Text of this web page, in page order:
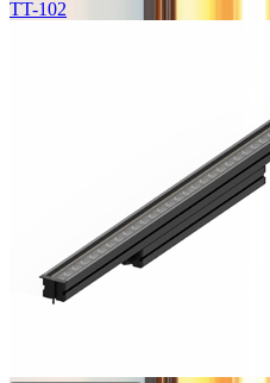
TT-102